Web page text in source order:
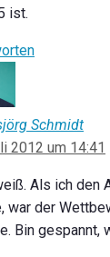
ist.
Schmidt
2012 um 14:41
Als ich den
war der
Bin gespannt,